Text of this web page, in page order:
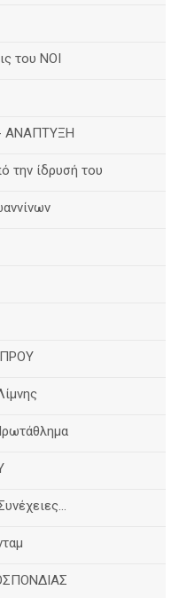
του ΝΟΙ
ΑΝΑΠΤΥΞΗ
την ίδρυσή του